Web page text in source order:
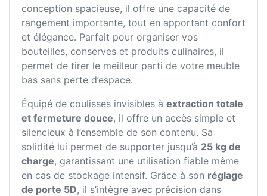
conception spacieuse, il offre une capacité de
rangement importante, tout en apportant confort
et élégance. Parfait pour organiser vos
bouteilles, conserves et produits culinaires, il
permet de tirer le meilleur parti de votre meuble
bas sans perte d’espace.
Équipé de coulisses invisibles à extraction totale
et fermeture douce, il offre un accès simple et
silencieux à l’ensemble de son contenu. Sa
solidité lui permet de supporter jusqu’à 25 kg de
charge, garantissant une utilisation fiable même
en cas de stockage intensif. Grâce à son réglage
de porte 5D, il s’intègre avec précision dans